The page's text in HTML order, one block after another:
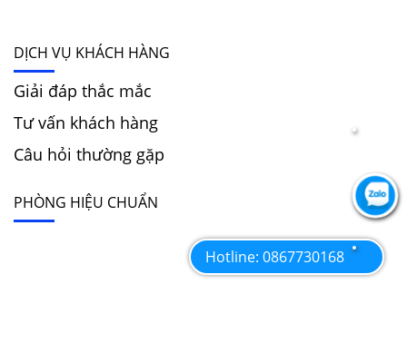
DỊCH VỤ KHÁCH HÀNG
Giải đáp thắc mắc
Tư vấn khách hàng
Câu hỏi thường gặp
PHÒNG HIỆU CHUẨN
Hotline: 0867730168